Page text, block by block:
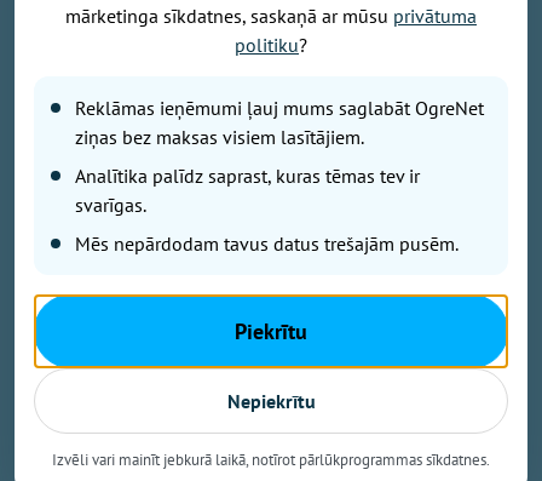
vietā starp Latvijas zaļākajiem pagastiem - šeit
bioloģiski tiek apsaimniekoti 73,4 % no visas
lauksaimniecībā izmantojamās zemes. Tas ir vairāk
nekā trīsarpus reizes virs valsts vidējā rādītāja un
vienīgais Ogres novada pagasts, kas iekļuvis
prestižajā BIO TOP 10 sarakstā pēc bioloģiski
īpatsvara. Šāds sasniegums apliecina, ka Mazozolu
pusē bioloģiskā saimniekošana kļuvusi par
dominējošo lauksaimniecības praksi – gandrīz trīs
ceturtdaļās lauku netiek izmantoti minerālmēsli un
sintētiskie pesticīdi, kas nāk par labu gan videi, gan
vietējiem iedzīvotājiem un saimniekiem.
mārketinga sīkdatnes, saskaņā ar mūsu privātuma
politiku?
Reklāmas ieņēmumi ļauj mums saglabāt OgreNet
ziņas bez maksas visiem lasītājiem.
Analītika palīdz saprast, kuras tēmas tev ir
svarīgas.
Mēs nepārdodam tavus datus trešajām pusēm.
Piekrītu
Nepiekrītu
Izvēli vari mainīt jebkurā laikā, notīrot pārlūkprogrammas sīkdatnes.